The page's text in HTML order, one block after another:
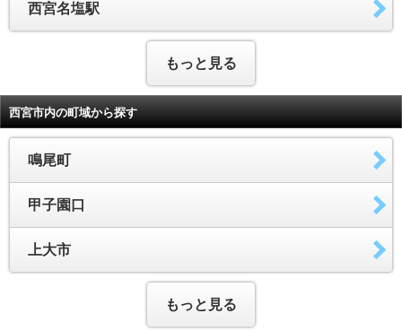
西宮名塩駅
もっと見る
西宮市内の町域から探す
鳴尾町
甲子園口
上大市
もっと見る